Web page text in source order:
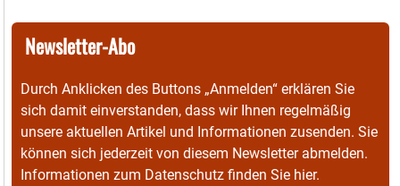
Newsletter-Abo
Durch Anklicken des Buttons „Anmelden“ erklären Sie
sich damit einverstanden, dass wir Ihnen regelmäßig
unsere aktuellen Artikel und Informationen zusenden. Sie
können sich jederzeit von diesem Newsletter abmelden.
Informationen zum Datenschutz finden Sie hier.